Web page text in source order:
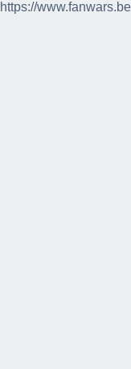
https://